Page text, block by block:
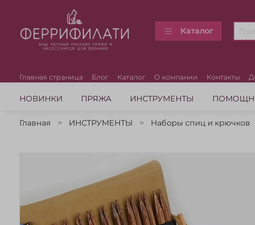
Каталог
Главная страница Блог Каталог О компании Контакты
НОВИНКИ ПРЯЖА ИНСТРУМЕНТЫ
Главная ИНСТРУМЕНТЫ Наборы спиц и крючков